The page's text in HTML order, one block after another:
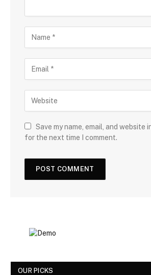
Save my name, email, and website
for the next time I comment.
OUR PICKS